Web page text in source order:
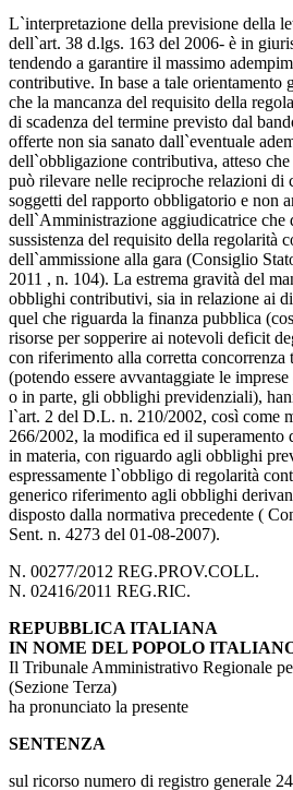
L`interpretazione della previsione della
dell`art. 38 d.lgs. 163 del 2006- è in
tendendo a garantire il massimo
contributive. In base a tale orientamento
che la mancanza del requisito della
di scadenza del termine previsto dal
offerte non sia sanato dall`eventuale
dell`obbligazione contributiva, atteso
può rilevare nelle reciproche relazioni di
soggetti del rapporto obbligatorio e non
dell`Amministrazione aggiudicatrice che
sussistenza del requisito della regolarità
dell`ammissione alla gara (Consiglio
2011 , n. 104). La estrema gravità del
obblighi contributivi, sia in relazione ai
quel che riguarda la finanza pubblica
risorse per sopperire ai notevoli deficit
con riferimento alla corretta concorrenza
(potendo essere avvantaggiate le
o in parte, gli obblighi previdenziali),
l`art. 2 del D.L. n. 210/2002, così come
266/2002, la modifica ed il superamento
in materia, con riguardo agli obblighi
espressamente l`obbligo di regolarità
generico riferimento agli obblighi
disposto dalla normativa precedente (
Sent. n. 4273 del 01-08-2007).
N. 00277/2012 REG.PROV.COLL.
N. 02416/2011 REG.RIC.
REPUBBLICA ITALIANA
IN NOME DEL POPOLO
Il Tribunale Amministrativo Regionale
(Sezione Terza)
ha pronunciato la presente
SENTENZA
sul ricorso numero di registro generale